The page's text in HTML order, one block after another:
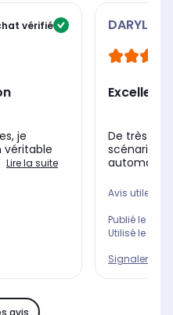
vérifié
je
Lire la suite
DARYL
Excellent
De très
scénario.
Avis utile ?
Publié le
Utilisé le
Signaler un
avis